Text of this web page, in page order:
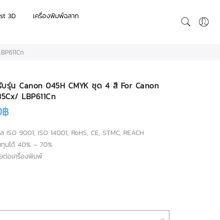
3D
เครื่องพิมพ์ฉลาก
รุ่น Canon 045H CMYK ชุด 4 สี For Canon
LBP611Cn
฿
9001, ISO 14001, RoHS, CE, STMC, REACH
นได้ 40% – 70%
ต่อเครื่องพิมพ์